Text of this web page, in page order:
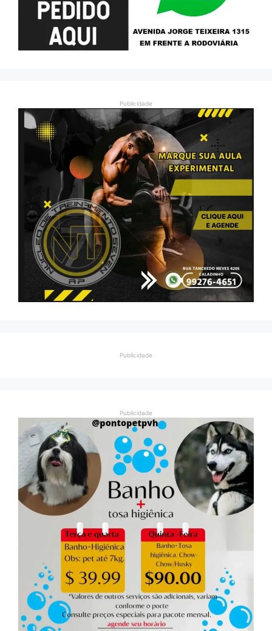
Publicidade
Publicidade
Publicidade